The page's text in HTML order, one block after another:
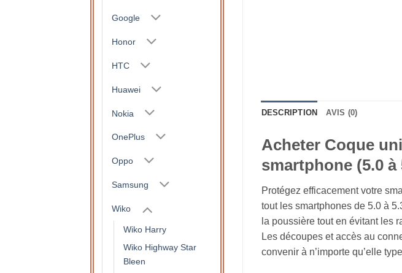
Google
Honor
HTC
Huawei
Nokia
OnePlus
Oppo
Samsung
Wiko
Wiko Harry
Wiko Highway Star
Bleen
DESCRIPTION AVIS (0)
Acheter Coque
smartphone (5.0
Protégez efficacement votre
tout les smartphones de 5.0 à
la poussière tout en évitant les
Les découpes et accès au
convenir à n’importe qu’elle